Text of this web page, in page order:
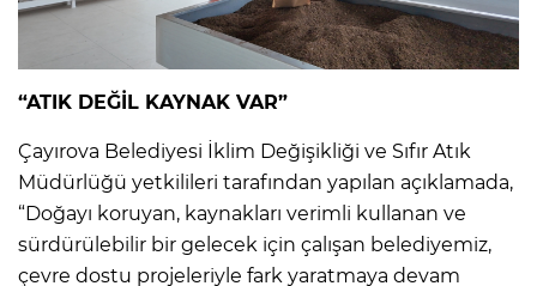
“ATIK DEĞİL KAYNAK VAR”
Çayırova Belediyesi İklim Değişikliği ve Sıfır Atık
Müdürlüğü yetkilileri tarafından yapılan açıklamada,
“Doğayı koruyan, kaynakları verimli kullanan ve
sürdürülebilir bir gelecek için çalışan belediyemiz,
çevre dostu projeleriyle fark yaratmaya devam